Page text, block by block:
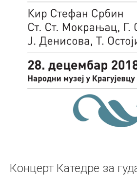
Концерт Катедре за